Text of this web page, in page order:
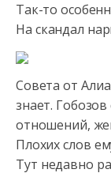
Так-то
На скандал
Совета от
знает.
отношений,
Плохих слов
Тут недавно